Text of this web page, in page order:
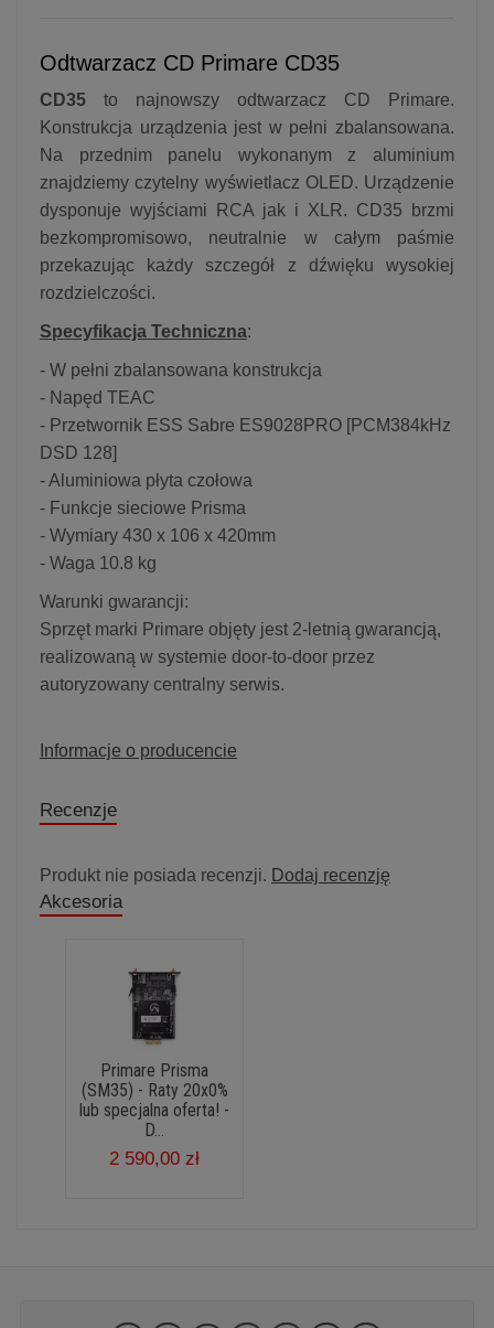
Odtwarzacz CD Primare CD35
CD35 to najnowszy odtwarzacz CD Primare.
Konstrukcja urządzenia jest w pełni zbalansowana.
Na przednim panelu wykonanym z aluminium
znajdziemy czytelny wyświetlacz OLED. Urządzenie
dysponuje wyjściami RCA jak i XLR. CD35 brzmi
bezkompromisowo, neutralnie w całym paśmie
przekazując każdy szczegół z dźwięku wysokiej
rozdzielczości.
Specyfikacja Techniczna:
- W pełni zbalansowana konstrukcja
- Napęd TEAC
- Przetwornik ESS Sabre ES9028PRO [PCM384kHz
DSD 128]
- Aluminiowa płyta czołowa
- Funkcje sieciowe Prisma
- Wymiary 430 x 106 x 420mm
- Waga 10.8 kg
Warunki gwarancji:
Sprzęt marki Primare objęty jest 2-letnią gwarancją,
realizowaną w systemie door-to-door przez
autoryzowany centralny serwis.
Informacje o producencie
Recenzje
Produkt nie posiada recenzji. Dodaj recenzję
Akcesoria
Primare Prisma
(SM35) - Raty 20x0%
lub specjalna oferta! -
D...
2 590,00 zł